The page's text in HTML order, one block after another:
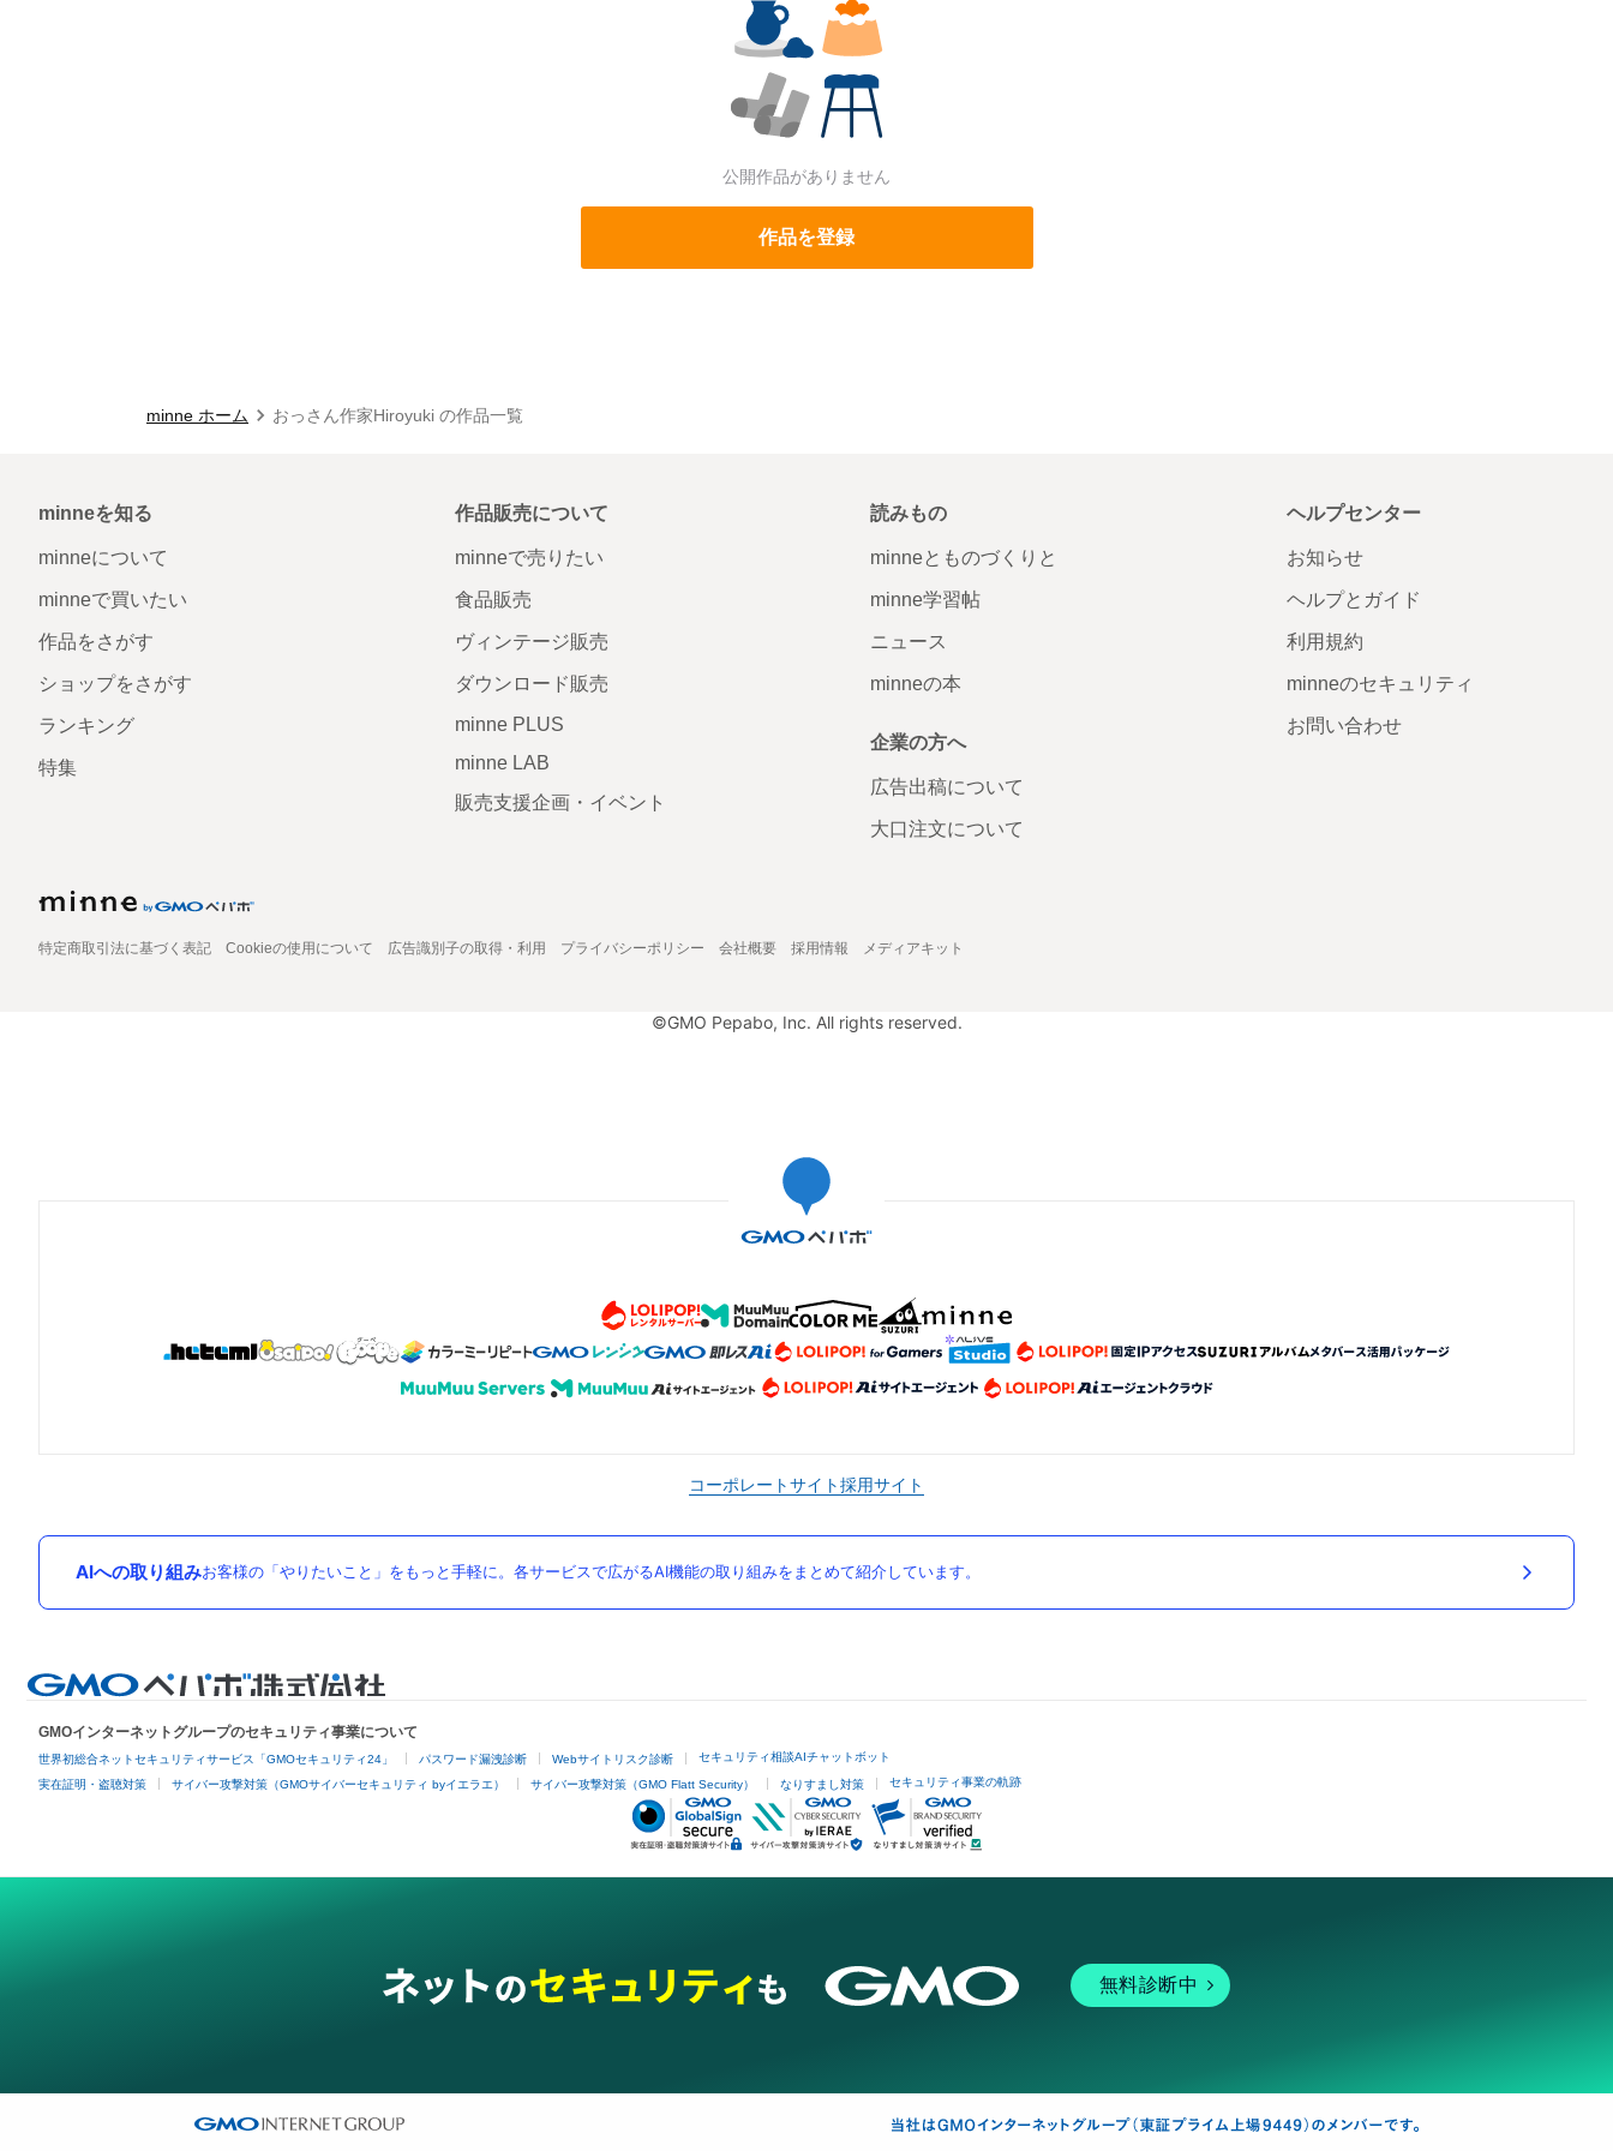
公開作品がありません
作品を登録
minne ホーム おっさん作家Hiroyuki の作品一覧
minneを知る
minneについて
minneで買いたい
作品をさがす
ショップをさがす
ランキング
特集
作品販売について
minneで売りたい
食品販売
ヴィンテージ販売
ダウンロード販売
minne PLUS
minne LAB
販売支援企画・イベント
読みもの
minneとものづくりと
minne学習帖
ニュース
minneの本
企業の方へ
広告出稿について
大口注文について
ヘルプセンター
お知らせ
ヘルプとガイド
利用規約
minneのセキュリティ
お問い合わせ
特定商取引法に基づく表記 Cookieの使用について 広告識別子の取得・利用 プライバシーポリシー 会社概要 採用情報 メディアキット
©GMO Pepabo, Inc. All rights reserved.
コーポレートサイト採用サイト
AIへの取り組みお客様の「やりたいこと」をもっと手軽に。各サービスで広がるAI機能の取り組みをまとめて紹介しています。
GMOインターネットグループのセキュリティ事業について
世界初総合ネットセキュリティサービス「GMOセキュリティ24」 パスワード漏洩診断 Webサイトリスク診断 セキュリティ相談AIチャットボット
実在証明・盗聴対策 サイバー攻撃対策（GMOサイバーセキュリティ byイエラエ） サイバー攻撃対策（GMO Flatt Security） なりすまし対策 セキュリティ事業の軌跡
無料診断中